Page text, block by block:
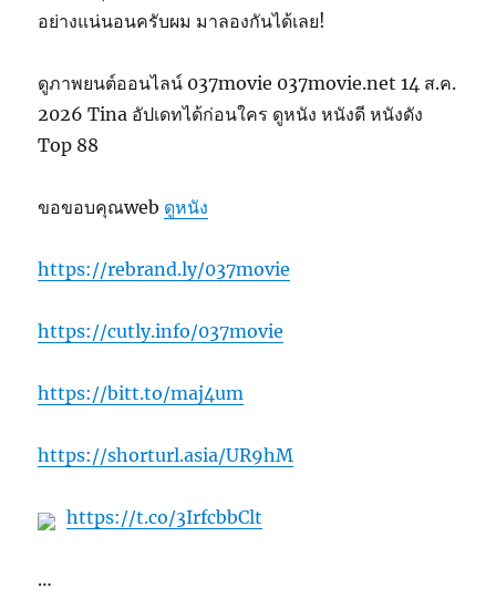
อย่างแน่นอนครับผม มาลองกันได้เลย!
ดูภาพยนต์ออนไลน์ 037movie 037movie.net 14 ส.ค.
2026 Tina อัปเดทได้ก่อนใคร ดูหนัง หนังดี หนังดัง
Top 88
ขอขอบคุณweb ดูหนัง
https://rebrand.ly/037movie
https://cutly.info/037movie
https://bitt.to/maj4um
https://shorturl.asia/UR9hM
https://t.co/3IrfcbbClt
…